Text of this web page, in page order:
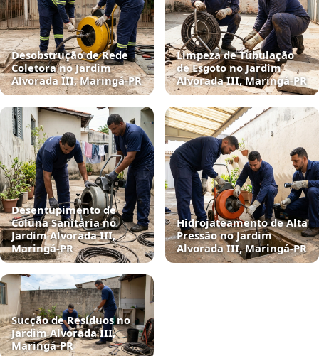
Desobstrução de Rede
Coletora no Jardim
Alvorada III, Maringá‑PR
Limpeza de Tubulação
de Esgoto no Jardim
Alvorada III, Maringá‑PR
Desentupimento de
Coluna Sanitária no
Jardim Alvorada III,
Maringá‑PR
Hidrojateamento de Alta
Pressão no Jardim
Alvorada III, Maringá‑PR
Sucção de Resíduos no
Jardim Alvorada III,
Maringá‑PR